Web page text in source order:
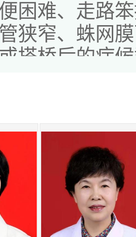
困难、走路
管狭窄、蛛网
或搭桥后的症
重病人的综
断和治疗、
症、老年性
断鉴别诊断
的意识障碍